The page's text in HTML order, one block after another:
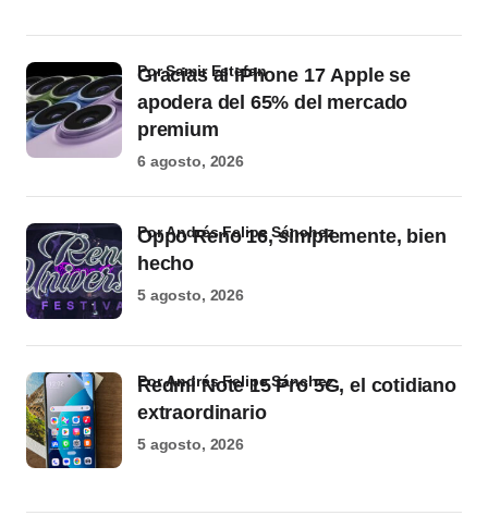
Gracias al iPhone 17 Apple se
apodera del 65% del mercado
premium
por Samir Estefan
6 agosto, 2026
Oppo Reno 16, simplemente, bien
hecho
por Andrés Felipe Sánchez
5 agosto, 2026
Redmi Note 15 Pro 5G, el cotidiano
extraordinario
por Andrés Felipe Sánchez
5 agosto, 2026